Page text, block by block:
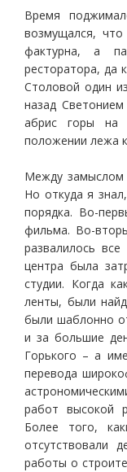
Время
возмущался,
фактурна, а
ресторатора, да
Столовой один
назад
абрис горы на
положении лежа
Между замыслом
Но откуда я
порядка. Во-
фильма. Во-
развалилось
центра была
студии. Когда
ленты, были
были шаблонно
и за большие
Горького – а
перевода
работ высокой
Более того,
отсутствовали
работы о